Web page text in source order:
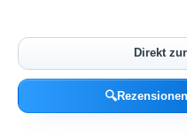
Direkt
🔍